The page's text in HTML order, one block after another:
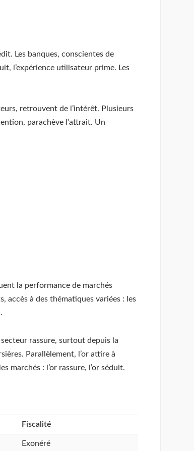
Les banques, conscientes de
l’expérience utilisateur prime. Les
retrouvent de l’intérêt. Plusieurs
parachève l’attrait. Un
la performance de marchés
accès à des thématiques variées : les
rassure, surtout depuis la
Parallèlement, l’or attire à
marchés : l’or rassure, l’or séduit.
Fiscalité
Exonéré